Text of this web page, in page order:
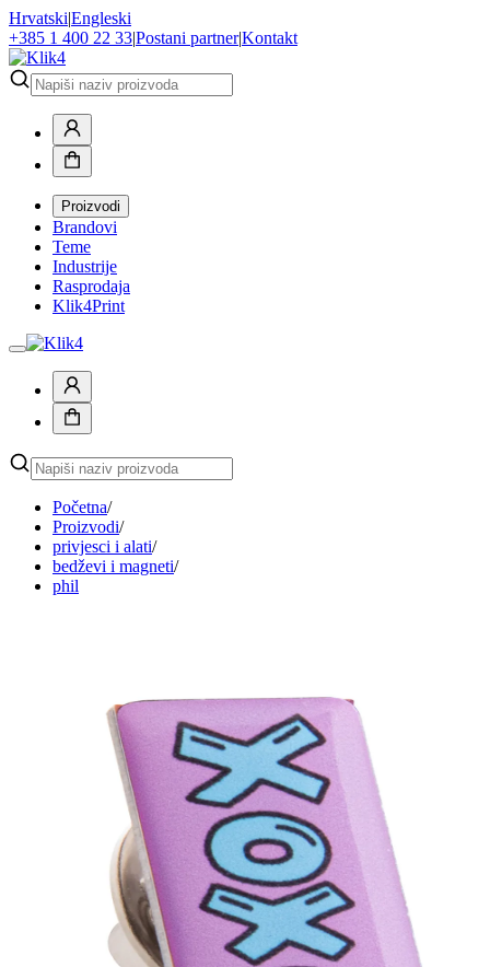
Hrvatski|Engleski
+385 1 400 22 33|Postani partner|Kontakt
Proizvodi
Brandovi
Teme
Industrije
Rasprodaja
Klik4Print
Početna/
Proizvodi/
privjesci i alati/
bedževi i magneti/
phil